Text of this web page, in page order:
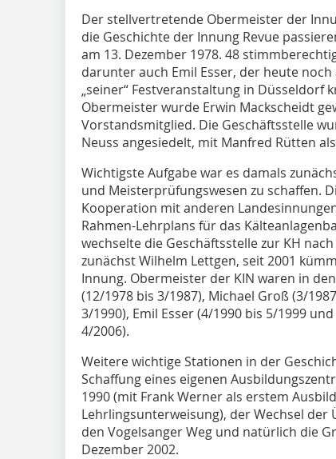
Der stellvertretende Obermeister der
die Geschichte der Innung Revue
am 13. Dezember 1978. 48
darunter auch Emil Esser, der heute
„seiner“ Festveranstaltung in Düsseldorf
Obermeister wurde Erwin Mackscheidt
Vorstandsmitglied. Die Geschäftsstelle
Neuss angesiedelt, mit Manfred Rütten
Wichtigste Aufgabe war es damals
und Meisterprüfungswesen zu schaffen.
Kooperation mit anderen
Rahmen-Lehrplans für das
wechselte die Geschäftsstelle zur KH
zunächst Wilhelm Lettgen, seit 2001
Innung. Obermeister der KIN waren in
(12/1978 bis 3/1987), Michael Groß (3/
3/1990), Emil Esser (4/1990 bis 5/1999
4/2006).
Weitere wichtige Stationen in der
Schaffung eines eigenen
1990 (mit Frank Werner als erstem
Lehrlingsunterweisung), der Wechsel der
den Vogelsanger Weg und natürlich die
Dezember 2002.